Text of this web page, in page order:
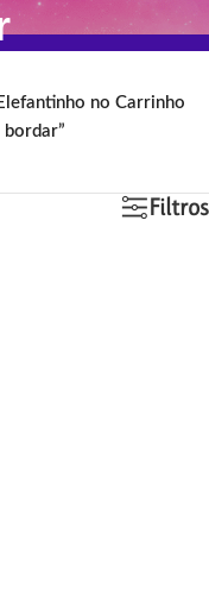
no Carrinho
Filtros